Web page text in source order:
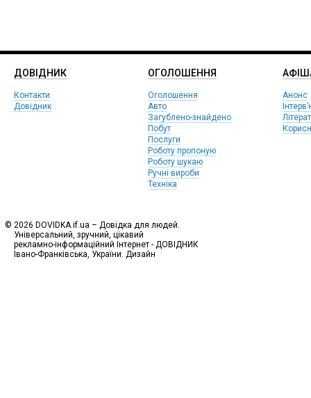
ДОВІДНИК
Контакти
Довідник
ОГОЛОШЕННЯ
Оголошення
Авто
Загублено-знайдено
Побут
Послуги
Роботу пропоную
Роботу шукаю
Ручні вироби
Техніка
Анонс
© 2026 DOVIDKA.if.ua – Довідка для людей.
Універсальний, зручний, цікавий
рекламно-інформаційний Інтернет - ДОВІДНИК
Івано-Франківська, України. Дизайн